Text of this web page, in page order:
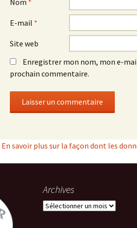
E-mail *
Site web
Enregistrer mon nom, mon e-
prochain commentaire.
En savoir plus sur la façon dont les
Archives
Archives